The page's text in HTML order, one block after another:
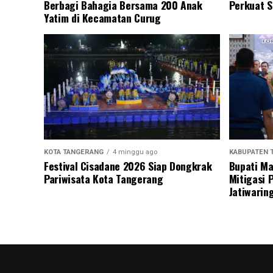
Berbagi Bahagia Bersama 200 Anak
Yatim di Kecamatan Curug
Perkuat
KOTA TANGERANG 4 minggu ago
Festival Cisadane 2026 Siap Dongkrak
Pariwisata Kota Tangerang
KABUPATEN
Bupati
Mitigasi